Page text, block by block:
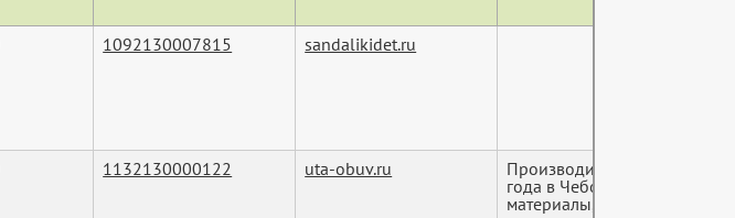
1092130007815 sandalikidet.ru
1132130000122 uta-obuv.ru
Производим домашнюю
года в Чебоксарах.
материалы, одобре...